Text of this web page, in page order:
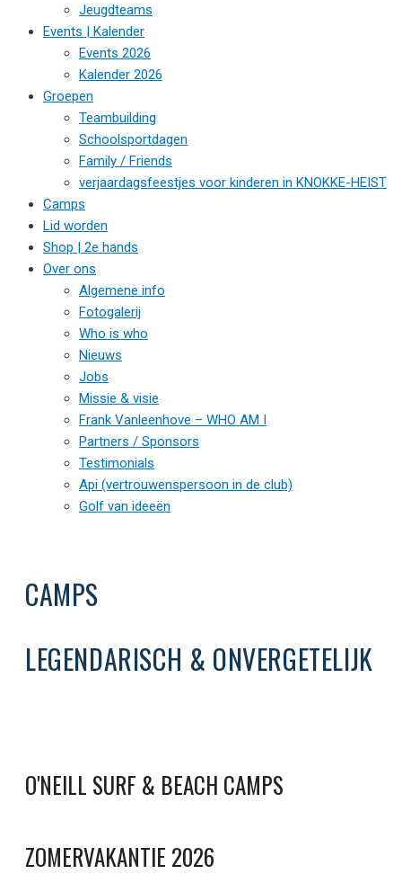
Jeugdteams
Events | Kalender
Events 2026
Kalender 2026
Groepen
Teambuilding
Schoolsportdagen
Family / Friends
verjaardagsfeestjes voor kinderen in KNOKKE-HEIST
Camps
Lid worden
Shop | 2e hands
Over ons
Algemene info
Fotogalerij
Who is who
Nieuws
Jobs
Missie & visie
Frank Vanleenhove – WHO AM I
Partners / Sponsors
Testimonials
Api (vertrouwenspersoon in de club)
Golf van ideeën
CAMPS
LEGENDARISCH & ONVERGETELIJK
O'NEILL SURF & BEACH CAMPS
ZOMERVAKANTIE 2026